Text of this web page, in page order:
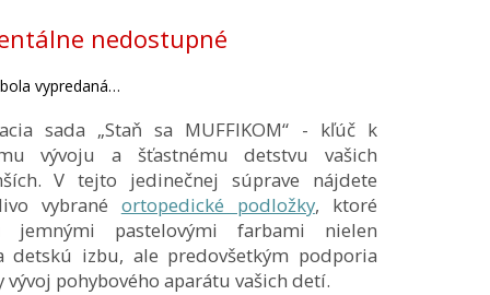
nedostupné
vypredaná…
sada „Staň sa MUFFIKOM“ - kľúč k
vývoju a šťastnému detstvu vašich
V tejto jedinečnej súprave nájdete
vybrané ortopedické podložky, ktoré
jemnými pastelovými farbami nielen
detskú izbu, ale predovšetkým podporia
vývoj pohybového aparátu vašich detí.